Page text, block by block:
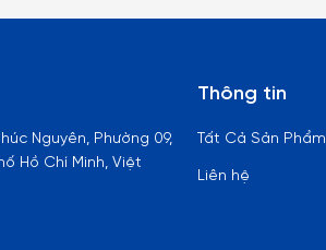
Nguyên, Phường 09,
Hồ Chí Minh, Việt
Thông tin
Tất Cả Sản Phẩm
Liên hệ